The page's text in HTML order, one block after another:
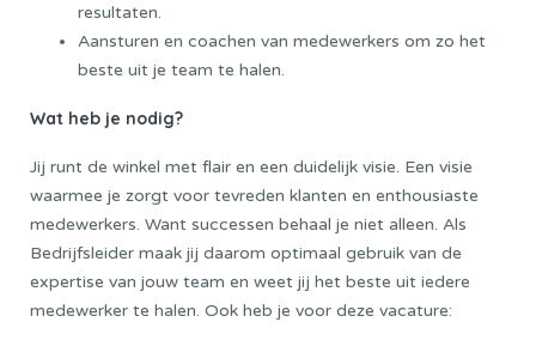
resultaten.
Aansturen en coachen van medewerkers om zo het
beste uit je team te halen.
Wat heb je nodig?
Jij runt de winkel met flair en een duidelijk visie. Een visie
waarmee je zorgt voor tevreden klanten en enthousiaste
medewerkers. Want successen behaal je niet alleen. Als
Bedrijfsleider maak jij daarom optimaal gebruik van de
expertise van jouw team en weet jij het beste uit iedere
medewerker te halen. Ook heb je voor deze vacature: